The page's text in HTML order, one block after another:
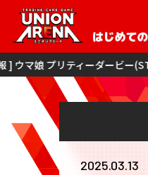
ビー(ST/BT) 商品情報を公開！
2025.03.13